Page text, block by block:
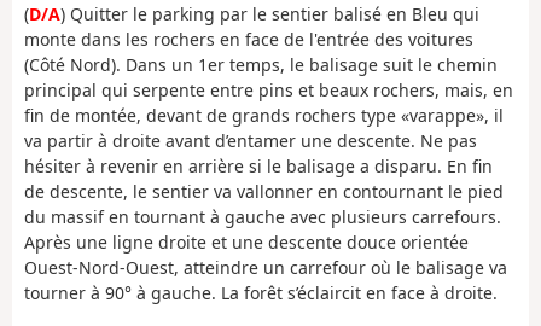
(D/A) Quitter le parking par le sentier balisé en Bleu qui
monte dans les rochers en face de l'entrée des voitures
(Côté Nord). Dans un 1er temps, le balisage suit le chemin
principal qui serpente entre pins et beaux rochers, mais, en
fin de montée, devant de grands rochers type «varappe», il
va partir à droite avant d’entamer une descente. Ne pas
hésiter à revenir en arrière si le balisage a disparu. En fin
de descente, le sentier va vallonner en contournant le pied
du massif en tournant à gauche avec plusieurs carrefours.
Après une ligne droite et une descente douce orientée
Ouest-Nord-Ouest, atteindre un carrefour où le balisage va
tourner à 90° à gauche. La forêt s’éclaircit en face à droite.